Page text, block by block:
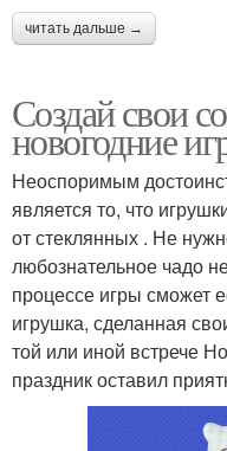
читать дальше →
Создай свои
новогодние
Неоспоримым
является то, что
от стеклянных . Не
любознательное чадо
процессе игры сможет
игрушка, сделанная
той или иной встрече
праздник оставил